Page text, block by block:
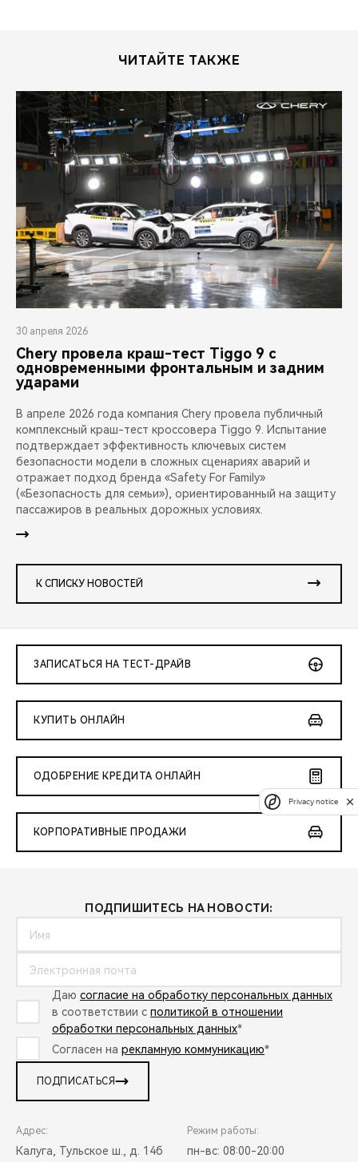
ЧИТАЙТЕ ТАКЖЕ
30 апреля 2026
Chery провела краш-тест Tiggo 9 с
одновременными фронтальным и задним
ударами
В апреле 2026 года компания Chery провела публичный
комплексный краш-тест кроссовера Tiggo 9. Испытание
подтверждает эффективность ключевых систем
безопасности модели в сложных сценариях аварий и
отражает подход бренда «Safety For Family»
(«Безопасность для семьи»), ориентированный на защиту
пассажиров в реальных дорожных условиях.
К СПИСКУ НОВОСТЕЙ
ЗАПИСАТЬСЯ НА ТЕСТ-ДРАЙВ
КУПИТЬ ОНЛАЙН
ОДОБРЕНИЕ КРЕДИТА ОНЛАЙН
КОРПОРАТИВНЫЕ ПРОДАЖИ
ПОДПИШИТЕСЬ НА НОВОСТИ:
Даю согласие на обработку персональных данных
в соответствии с политикой в отношении
обработки персональных данных*
Согласен на рекламную коммуникацию*
ПОДПИСАТЬСЯ
Адрес:
Калуга, Тульское ш., д. 14б
Режим работы:
пн-вс: 08:00-20:00
Privacy notice